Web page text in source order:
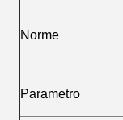
Norme
Parametro